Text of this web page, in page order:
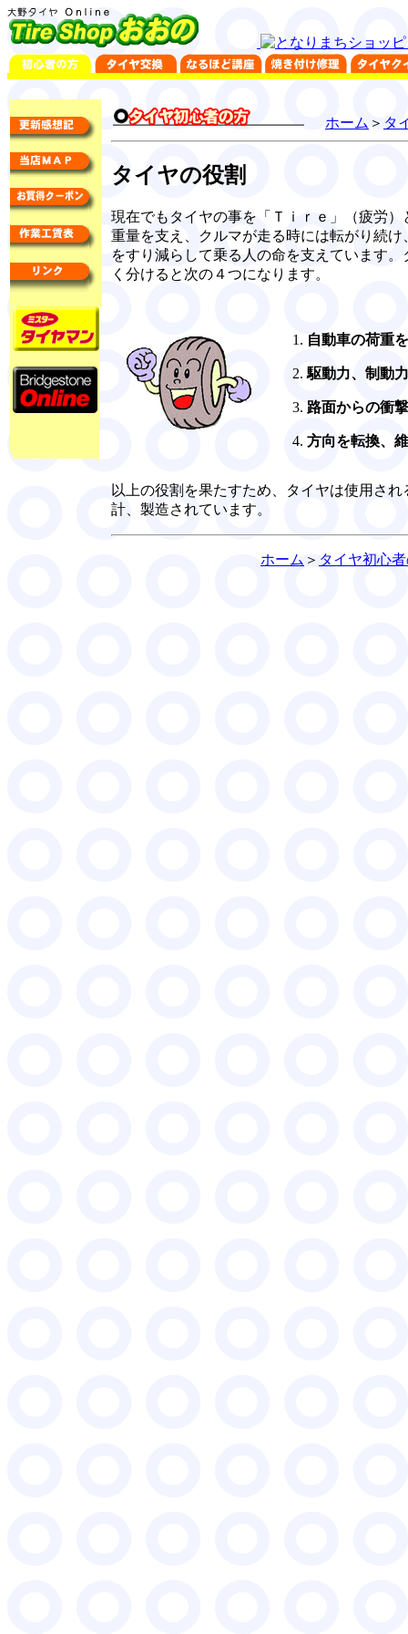
ホーム ＞ タ
タイヤの役割
現在でもタイヤの事を「Ｔｉｒｅ」（疲労
重量を支え、クルマが走る時には転がり続
をすり減らして乗る人の命を支えています
く分けると次の４つになります。
自動車の荷重
駆動力、制動
路面からの衝
方向を転換、
以上の役割を果たすため、タイヤは使用さ
計、製造されています。
ホーム ＞ タイヤ初心